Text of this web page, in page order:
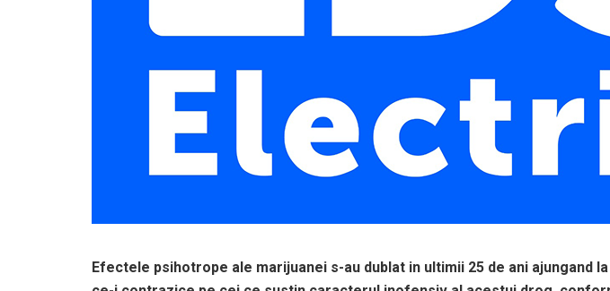
Efectele psihotrope ale marijuanei s-au dublat in ultimii 25 de ani ajungand